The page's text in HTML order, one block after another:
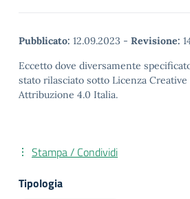
Pubblicato: 12.09.2023 - Revisione:
Eccetto dove diversamente
stato rilasciato sotto Licenza Creative
Attribuzione 4.0 Italia.
Stampa / Condividi
Tipologia